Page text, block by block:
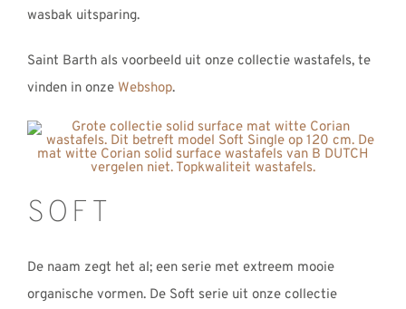
wasbak uitsparing.
Saint Barth als voorbeeld uit onze collectie wastafels, te
vinden in onze Webshop.
SOFT
De naam zegt het al; een serie met extreem mooie
organische vormen. De Soft serie uit onze collectie